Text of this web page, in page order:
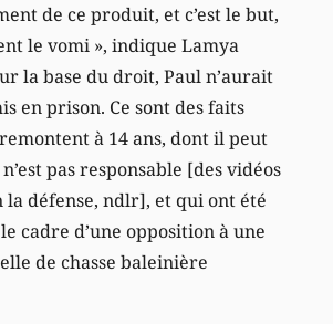
de ce produit, et c’est le but,
le vomi », indique Lamya
la base du droit, Paul n’aurait
en prison. Ce sont des faits
à 14 ans, dont il peut
pas responsable [des vidéos
la défense, ndlr], et qui ont été
cadre d’une opposition à une
de chasse baleinière